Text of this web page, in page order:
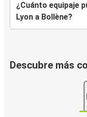
¿Cuánto equipaje
Lyon a Bollène?
Descubre más